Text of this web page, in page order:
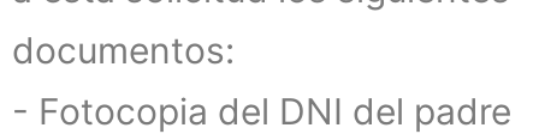
documentos:
- Fotocopia del DNI del padre